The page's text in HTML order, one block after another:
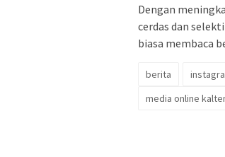
Dengan
cerdas dan
biasa membaca
berita
media online